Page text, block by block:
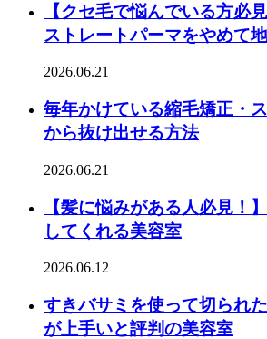
【クセ毛で悩んでいる方必
ストレートパーマをやめて
2026.06.21
毎年かけている縮毛矯正・
から抜け出せる方法
2026.06.21
【髪に悩みがある人必見！
してくれる美容室
2026.06.12
すきバサミを使って切られ
が上手いと評判の美容室